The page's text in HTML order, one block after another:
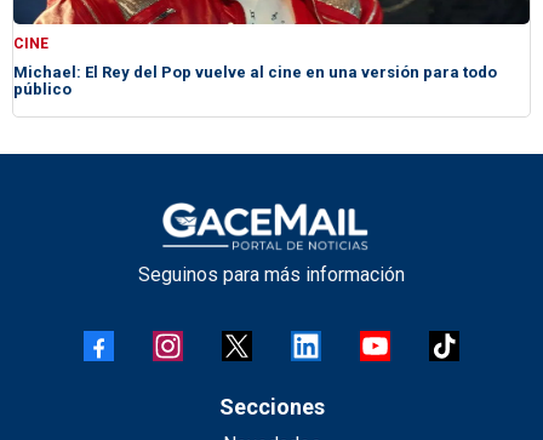
CINE
Michael: El Rey del Pop vuelve al cine en una versión para todo
público
Seguinos para más información
Secciones